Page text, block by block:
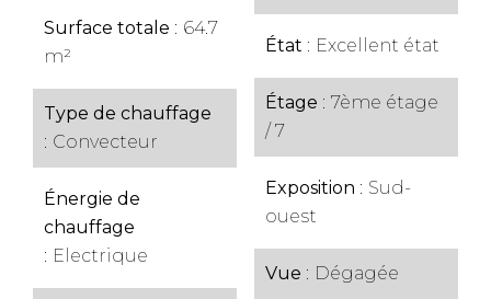
Surface totale
64.7
m²
Type de chauffage
Convecteur
Énergie de
chauffage
Electrique
État Excellent état
Étage
7ème étage
/ 7
Exposition
Sud-
ouest
Vue Dégagée